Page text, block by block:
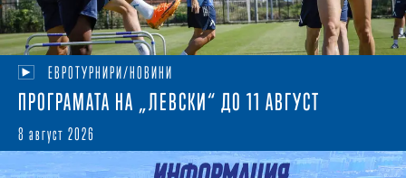
ЕВРОТУРНИРИ/НОВИНИ
ПРОГРАМАТА НА „ЛЕВСКИ“ ДО 11 АВГУСТ
8 август 2026